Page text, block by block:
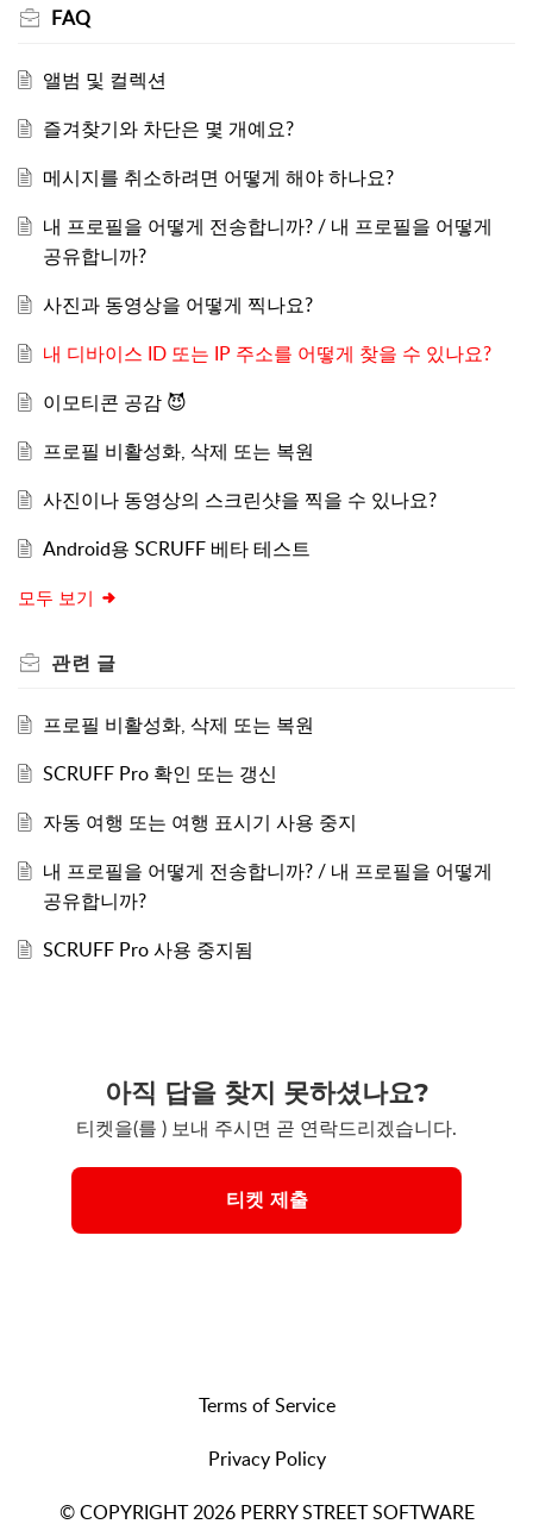
FAQ
앨범 및 컬렉션
즐겨찾기와 차단은 몇 개예요?
메시지를 취소하려면 어떻게 해야 하나요?
내 프로필을 어떻게 전송합니까? / 내 프로필을 어떻게
공유합니까?
사진과 동영상을 어떻게 찍나요?
내 디바이스 ID 또는 IP 주소를 어떻게 찾을 수 있나요?
이모티콘 공감 😈
프로필 비활성화, 삭제 또는 복원
사진이나 동영상의 스크린샷을 찍을 수 있나요?
Android용 SCRUFF 베타 테스트
모두 보기
관련 글
프로필 비활성화, 삭제 또는 복원
SCRUFF Pro 확인 또는 갱신
자동 여행 또는 여행 표시기 사용 중지
내 프로필을 어떻게 전송합니까? / 내 프로필을 어떻게
공유합니까?
SCRUFF Pro 사용 중지됨
아직 답을 찾지 못하셨나요?
티켓을(를 ) 보내 주시면 곧 연락드리겠습니다.
티켓 제출
Terms of Service
Privacy Policy
© COPYRIGHT 2026 PERRY STREET SOFTWARE